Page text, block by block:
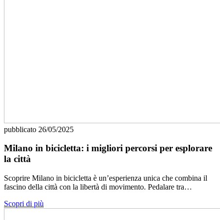
pubblicato 26/05/2025
Milano in bicicletta: i migliori percorsi per esplorare
la città
Scoprire Milano in bicicletta è un’esperienza unica che combina il
fascino della città con la libertà di movimento. Pedalare tra…
Scopri di più